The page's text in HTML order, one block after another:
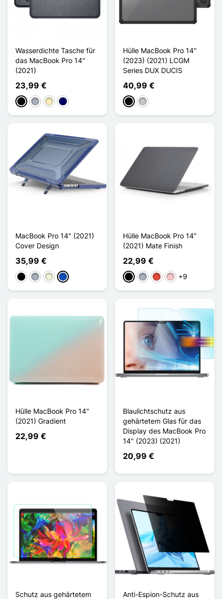
Wasserdichte Tasche für
das MacBook Pro 14"
(2021)
23,99 €
Schwarz
GrauHellbraunMarineblau
Hülle MacBook Pro 14"
(2023) (2021) LCGM
Series DUX DUCIS
40,99 €
SchwarzTransparent
MacBook Pro 14" (2021)
Cover Design
35,99 €
Schwarz
GrauBeigeSaphir
Hülle MacBook Pro 14"
(2021) Mate Finish
22,99 €
Schwarz
GrauRot Pink+9
Hülle MacBook Pro 14"
(2021) Gradient
22,99 €
Blaulichtschutz aus
gehärtetem Glas für das
Display des MacBook Pro
14" (2023) (2021)
20,99 €
Schutz aus gehärtetem
Anti-Espion-Schutz aus